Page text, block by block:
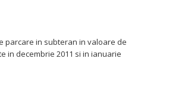
parcare in subteran in valoare de
in decembrie 2011 si in ianuarie